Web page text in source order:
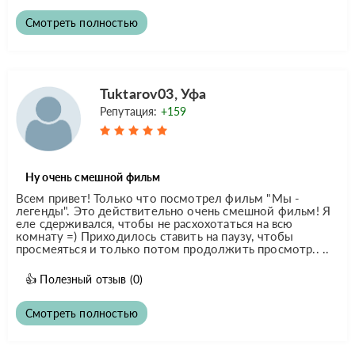
Смотреть полностью
Tuktarov03, Уфа
Репутация: +159
Ну очень смешной фильм
Всем привет! Только что посмотрел фильм "Мы -
легенды". Это действительно очень смешной фильм! Я
еле сдерживался, чтобы не расхохотаться на всю
комнату =) Приходилось ставить на паузу, чтобы
просмеяться и только потом продолжить просмотр.. ..
👍 Полезный отзыв (0)
Смотреть полностью